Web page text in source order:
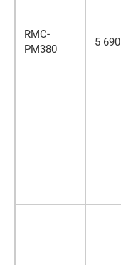
RMC-
PM380
5 690